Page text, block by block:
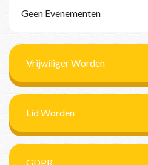
Geen Evenementen
Vrijwiliger Worden
Lid Worden
GDPR